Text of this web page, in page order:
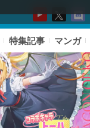
特集記事 マンガ